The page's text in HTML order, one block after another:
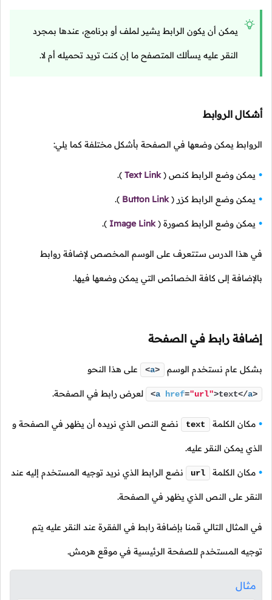
يمكن أن يكون الرابط يشير لملف أو برنامج، عندها بمجرد
النقر عليه يسألك المتصفح ما إن كنت تريد تحميله أم لا.
أشكال الروابط
الروابط يمكن وضعها في الصفحة بأشكل مختلفة كما يلي:
يمكن وضع الرابط كنص (
Text Link
).
يمكن وضع الرابط كزر (
Button Link
).
يمكن وضع الرابط كصورة (
Image Link
).
في هذا الدرس ستتعرف على الوسم المخصص لإضافة روابط
بالإضافة إلى كافة الخصائص التي يمكن وضعها فيها.
إضافة رابط في الصفحة
بشكل عام نستخدم الوسم <a> على هذا النحو
<a href="url">text</a> لعرض رابط في الصفحة.
مكان الكلمة text نضع النص الذي نريده أن يظهر في الصفحة و
الذي يمكن النقر عليه.
مكان الكلمة url نضع الرابط الذي نريد توجيه المستخدم إليه عند
النقر على النص الذي يظهر في الصفحة.
في المثال التالي قمنا بإضافة رابط في الفقرة عند النقر عليه يتم
توجيه المستخدم للصفحة الرئيسية في موقع هرمش.
مثال